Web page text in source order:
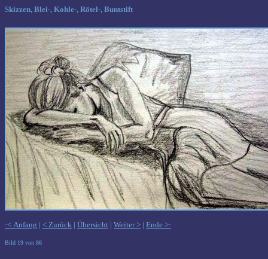
Skizzen, Blei-, Kohle-, Rötel-, Buntstift
·< Anfang | < Zurück | Übersicht | Weiter > | Ende >·
Bild 19 von 86